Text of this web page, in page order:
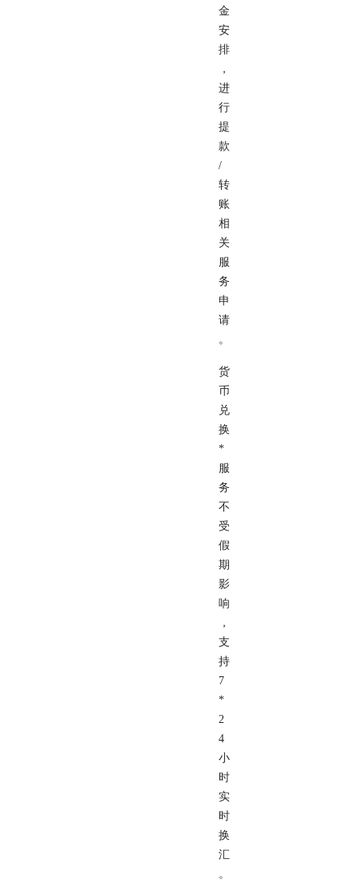
金
安
排
，
进
行
提
款
/
转
账
相
关
服
务
申
请
。
货
币
兑
换
*
服
务
不
受
假
期
影
响
，
支
持
7
*
2
4
小
时
实
时
换
汇
。